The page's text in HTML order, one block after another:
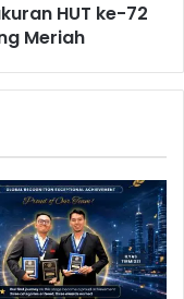
HUT ke-72
Meriah